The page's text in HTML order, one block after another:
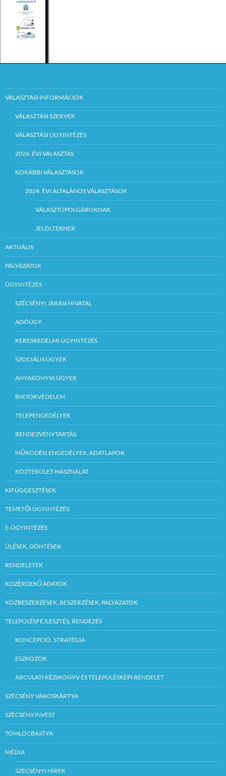
VÁLASZTÁSI INFORMÁCIÓK
VÁLASZTÁSI SZERVEK
VÁLASZTÁSI ÜGYINTÉZÉS
2026. ÉVI VÁLASZTÁS
KORÁBBI VÁLASZTÁSOK
2024. ÉVI ÁLTALÁNOS VÁLASZTÁSOK
VÁLASZTÓPOLGÁROKNAK
JELÖLTEKNEK
AKTUÁLIS
PÁLYÁZATOK
ÜGYINTÉZÉS
SZÉCSÉNYI JÁRÁSI HIVATAL
ADÓÜGY
KERESKEDELMI ÜGYINTÉZÉS
SZOCIÁLIS ÜGYEK
ANYAKÖNYVI ÜGYEK
BIRTOKVÉDELEM
TELEPENGEDÉLYEK
RENDEZVÉNYTARTÁS
MŰKÖDÉSI ENGEDÉLYEK, ADATLAPOK
KÖZTERÜLET-HASZNÁLAT
KIFÜGGESZTÉSEK
TEMETŐI ÜGYINTÉZÉS
E-ÜGYINTÉZÉS
ÜLÉSEK, DÖNTÉSEK
RENDELETEK
KÖZÉRDEKŰ ADATOK
KÖZBESZERZÉSEK, BESZERZÉSEK, PÁLYÁZATOK
TELEPÜLÉSFEJLESZTÉS, RENDEZÉS
KONCEPCIÓ, STRATÉGIA
ESZKÖZÖK
ARCULATI KÉZIKÖNYV ÉS TELEPÜLÉSKÉPI RENDELET
SZÉCSÉNY VÁROSKÁRTYA
SZÉCSÉNYINVEST
TÖMLÖCBÁSTYA
MÉDIA
SZÉCSÉNYI HÍREK